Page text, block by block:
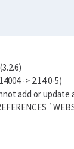
-> 2.14.0-5)
add or